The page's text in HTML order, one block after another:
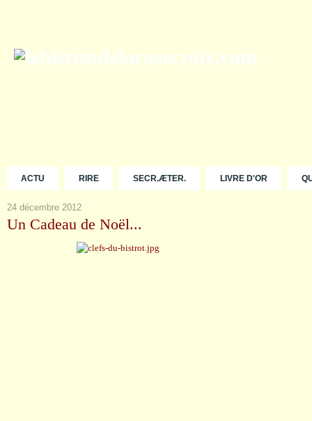
ACTU RIRE SECR.ÆTER. LIVRE D'OR
24 décembre 2012
Un Cadeau de Noël...